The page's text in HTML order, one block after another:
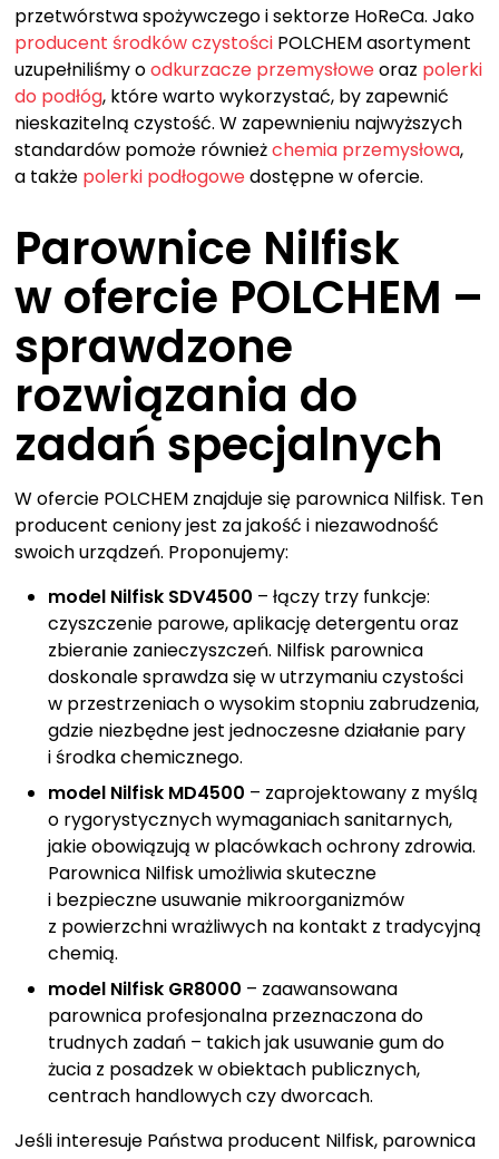
przetwórstwa spożywczego i sektorze HoReCa. Jako
producent środków czystości POLCHEM asortyment
uzupełniliśmy oodkurzacze przemysłoweoraz polerki
do podłóg, które warto wykorzystać, by zapewnić
nieskazitelną czystość. W zapewnieniu najwyższych
standardów pomoże równieżchemia przemysłowa,
a także polerki podłogowedostępne w ofercie.
Parownice Nilfisk
w ofercie POLCHEM –
sprawdzone
rozwiązania do
zadań specjalnych
W ofercie POLCHEM znajduje się parownica Nilfisk. Ten
producent ceniony jest za jakość i niezawodność
swoich urządzeń. Proponujemy:
model Nilfisk SDV4500 – łączy trzy funkcje:
czyszczenie parowe, aplikację detergentu oraz
zbieranie zanieczyszczeń. Nilfisk parownica
doskonale sprawdza się w utrzymaniu czystości
w przestrzeniach o wysokim stopniu zabrudzenia,
gdzie niezbędne jest jednoczesne działanie pary
i środka chemicznego.
model Nilfisk MD4500 – zaprojektowany z myślą
o rygorystycznych wymaganiach sanitarnych,
jakie obowiązują w placówkach ochrony zdrowia.
Parownica Nilfisk umożliwia skuteczne
i bezpieczne usuwanie mikroorganizmów
z powierzchni wrażliwych na kontakt z tradycyjną
chemią.
model Nilfisk GR8000 – zaawansowana
parownica profesjonalna przeznaczona do
trudnych zadań – takich jak usuwanie gum do
żucia z posadzek w obiektach publicznych,
centrach handlowych czy dworcach.
Jeśli interesuje Państwa producent Nilfisk, parownica